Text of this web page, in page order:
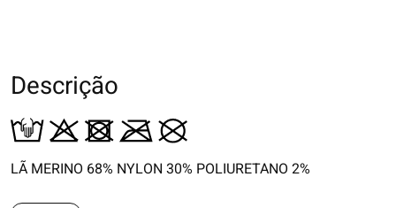
Descrição
LÃ MERINO 68% NYLON 30% POLIURETANO 2%